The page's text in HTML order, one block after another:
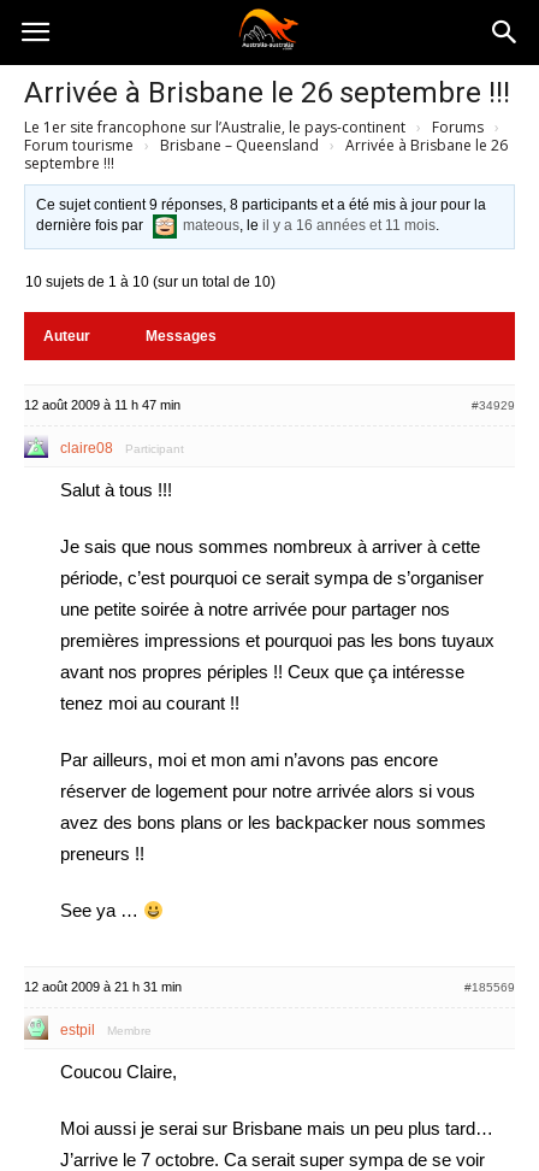
Australia-
australie.com
Arrivée à Brisbane le 26 septembre !!!
Le 1er site francophone sur l’Australie, le pays-continent › Forums ›
Forum tourisme › Brisbane – Queensland › Arrivée à Brisbane le 26
septembre !!!
Ce sujet contient 9 réponses, 8 participants et a été mis à jour pour la
dernière fois par
mateous, leil y a 16 années et 11 mois.
10 sujets de 1 à 10 (sur un total de 10)
Auteur Messages
12 août 2009 à 11 h 47 min #34929
claire08 Participant
Salut à tous !!!
Je sais que nous sommes nombreux à arriver à cette
période, c’est pourquoi ce serait sympa de s’organiser
une petite soirée à notre arrivée pour partager nos
premières impressions et pourquoi pas les bons tuyaux
avant nos propres périples !! Ceux que ça intéresse
tenez moi au courant !!
Par ailleurs, moi et mon ami n’avons pas encore
réserver de logement pour notre arrivée alors si vous
avez des bons plans or les backpacker nous sommes
preneurs !!
See ya …
12 août 2009 à 21 h 31 min #185569
estpil Membre
Coucou Claire,
Moi aussi je serai sur Brisbane mais un peu plus tard…
J’arrive le 7 octobre. Ca serait super sympa de se voir